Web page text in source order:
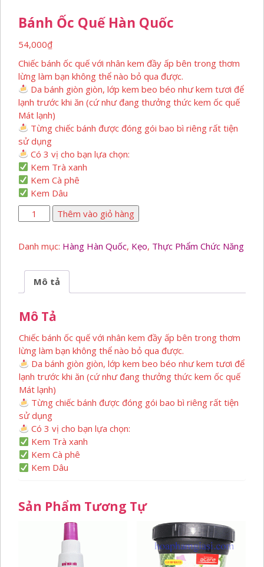
Bánh Ốc Quế Hàn Quốc
54,000₫
Chiếc bánh ốc quế với nhân kem đầy ấp bên trong thơm
lừng làm bạn không thể nào bỏ qua được.
Da bánh giòn giòn, lớp kem beo béo như kem tươi để
lạnh trước khi ăn (cứ như đang thưởng thức kem ốc quế
Mát lạnh)
Từng chiếc bánh được đóng gói bao bì riêng rất tiện
sử dụng
Có 3 vị cho bạn lựa chọn:
Kem Trà xanh
Kem Cà phê
Kem Dâu
Bánh
Ốc
Hàn
lượng
Thêm vào giỏ hàng
Danh mục: Hàng Hàn Quốc, Kẹo, Thực Phẩm Chức Năng
Mô tả
Mô Tả
Chiếc bánh ốc quế với nhân kem đầy ấp bên trong thơm
lừng làm bạn không thể nào bỏ qua được.
Da bánh giòn giòn, lớp kem beo béo như kem tươi để
lạnh trước khi ăn (cứ như đang thưởng thức kem ốc quế
Mát lạnh)
Từng chiếc bánh được đóng gói bao bì riêng rất tiện
sử dụng
Có 3 vị cho bạn lựa chọn:
Kem Trà xanh
Kem Cà phê
Kem Dâu
Sản Phẩm Tương Tự